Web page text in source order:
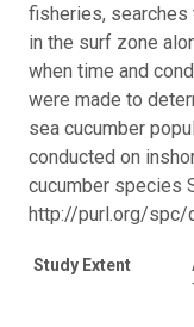
fisheries,
in the surf zone
when time and
were made to
sea cucumber
conducted on
cucumber species
http://purl.org/
Study Extent